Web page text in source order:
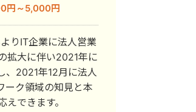
円～5,000円
りIT企業に法人営業
拡大に伴い2021年に
、2021年12月に法人
ーク領域の知見と本
できます。